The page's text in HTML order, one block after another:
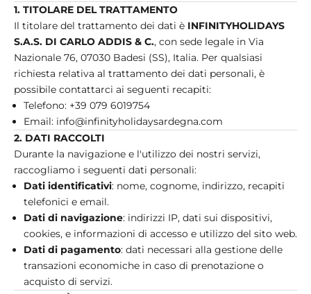
1. TITOLARE DEL TRATTAMENTO
Il titolare del trattamento dei dati è INFINITYHOLIDAYS
S.A.S. DI CARLO ADDIS & C., con sede legale in Via
Nazionale 76, 07030 Badesi (SS), Italia. Per qualsiasi
richiesta relativa al trattamento dei dati personali, è
possibile contattarci ai seguenti recapiti:
Telefono: +39 079 6019754
Email: info@infinityholidaysardegna.com
2. DATI RACCOLTI
Durante la navigazione e l'utilizzo dei nostri servizi,
raccogliamo i seguenti dati personali:
Dati identificativi: nome, cognome, indirizzo, recapiti
telefonici e email.
Dati di navigazione: indirizzi IP, dati sui dispositivi,
cookies, e informazioni di accesso e utilizzo del sito web.
Dati di pagamento: dati necessari alla gestione delle
transazioni economiche in caso di prenotazione o
acquisto di servizi.